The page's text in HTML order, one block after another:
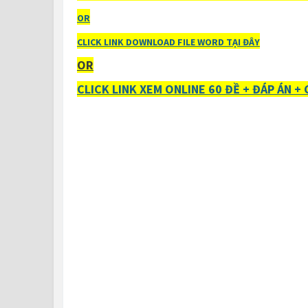
OR
CLICK LINK DOWNLOAD FILE WORD TẠI ĐÂY
OR
CLICK LINK XEM ONLINE 60 ĐỀ + ĐÁP ÁN +